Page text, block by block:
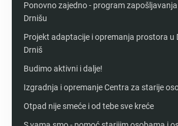
Ponovno zajedno - program
Drnišu
Projekt adaptacije i opremanja prostora u
Drniš
Budimo aktivni i dalje!
Izgradnja i opremanje Centra za starije
Otpad nije smeće i od tebe sve kreće